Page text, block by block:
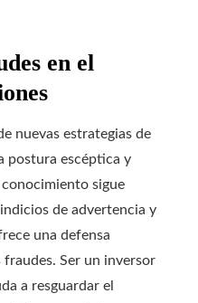
en el
nuevas estrategias de
postura escéptica y
sigue
de advertencia y
una defensa
Ser un inversor
a resguardar el